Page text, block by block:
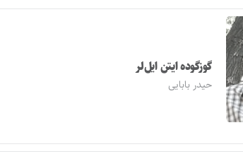
گوزگوده ایتن ایل‌لر
حیدر بابایی